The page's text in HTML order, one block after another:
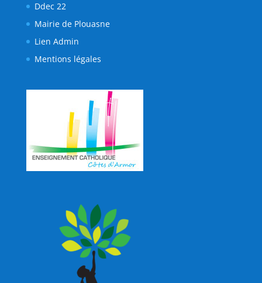
Ddec 22
Mairie de Plouasne
Lien Admin
Mentions légales